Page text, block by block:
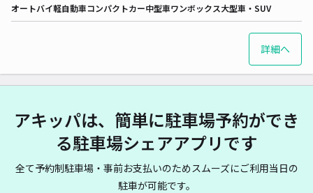
オートバイ軽自動車コンパクトカー中型車ワンボックス大型車・SUV
詳細へ
アキッパは、簡単に駐車場予約ができ
る駐車場シェアアプリです
全て予約制駐車場・事前お支払いのためスムーズにご利用当日の
駐車が可能です。